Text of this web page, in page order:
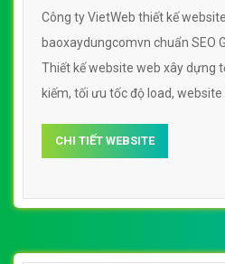
Công ty VietWeb thiết kế
baoxaydungcomvn chuẩn SEO
Thiết kế website web xây dựng
kiếm, tối ưu tốc độ load, website
baoxaydungcomvn
CHI TIẾT WEBSITE